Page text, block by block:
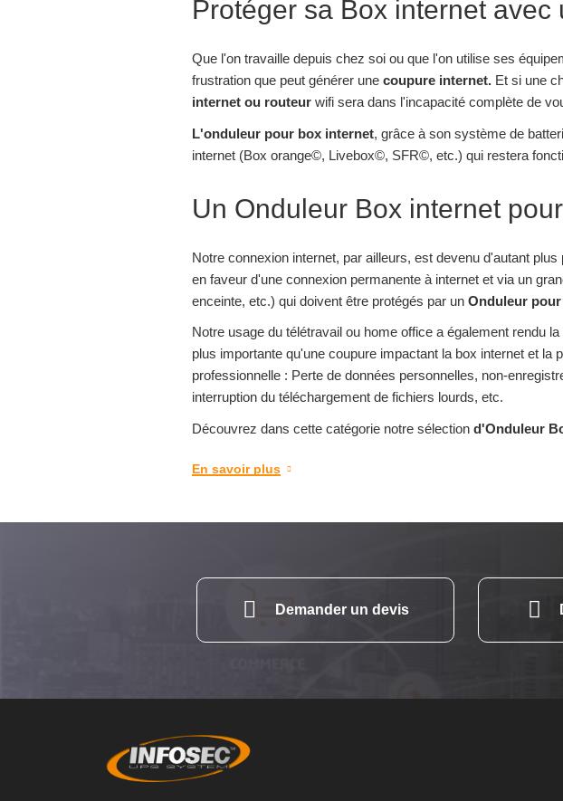
Protéger sa Box internet
Que l'on travaille depuis chez soi ou que l'on utilise ses
frustration que peut générer une coupure internet. Et si une
internet ou routeur wifi sera dans l'incapacité complète de
L'onduleur pour box internet, grâce à son système de
internet (Box orange©, Livebox©, SFR©, etc.) qui restera
Un Onduleur Box internet
Notre connexion internet, par ailleurs, est devenu d'autant
en faveur d'une connexion permanente à internet et via un
enceinte, etc.) qui doivent être protégés par un Onduleur
Notre usage du télétravail ou home office a également rendu
plus importante qu'une coupure impactant la box internet et
professionnelle : Perte de données personnelles, non-
interruption du téléchargement de fichiers lourds, etc.
Découvrez dans cette catégorie notre sélection d'Onduleur
En savoir plus
Demander un devis